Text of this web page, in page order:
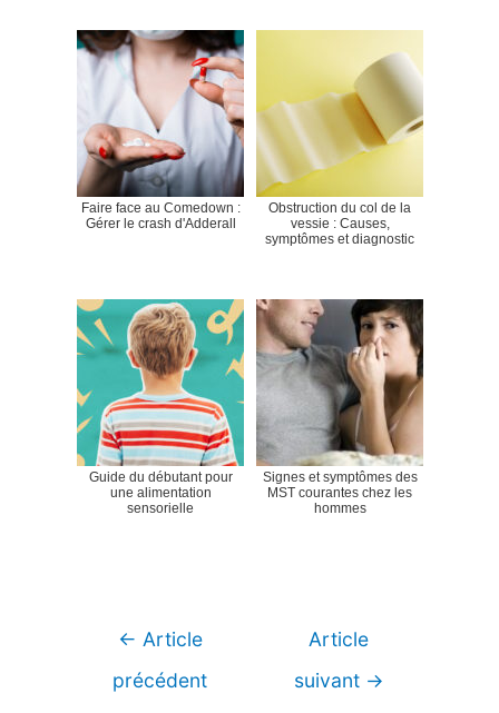
Faire face au Comedown :
Gérer le crash d'Adderall
Obstruction du col de la
vessie : Causes,
symptômes et diagnostic
Guide du débutant pour
une alimentation
sensorielle
Signes et symptômes des
MST courantes chez les
hommes
Navigation
← Article
précédent
Article
suivant →